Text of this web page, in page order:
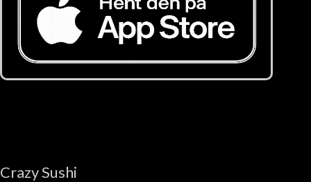
Crazy Sushi